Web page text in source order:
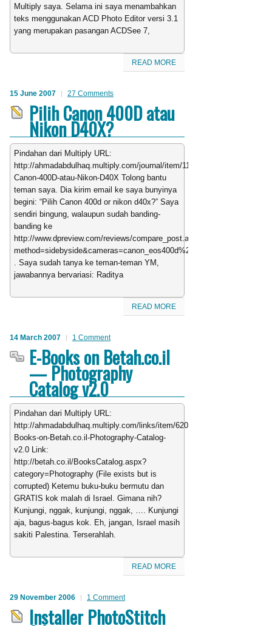
Multiply saya. Selama ini saya menambahkan
teks menggunakan ACD Photo Editor versi 3.1
yang merupakan pasangan ACDSee 7,
READ MORE
15 June 2007 27 Comments
Pilih Canon 400D atau
Nikon D40X?
Pindahan dari Multiply URL:
http://ahmadabdulhaq.multiply.com/journal/item/11/Pilih-
Canon-400D-atau-Nikon-D40X Tolong bantu
teman saya. Dia kirim email ke saya bunyinya
begini: “Pilih Canon 400d or nikon d40x?” Saya
sendiri bingung, walaupun sudah banding-
banding ke
http://www.dpreview.com/reviews/compare_post.asp?
method=sidebyside&cameras=canon_eos400d%2Cnikon_d40x&show=all
. Saya sudah tanya ke teman-teman YM,
jawabannya bervariasi: Raditya
READ MORE
14 March 2007 1 Comment
E-Books on Betah.co.il
— Photography
Catalog v2.0
Pindahan dari Multiply URL:
http://ahmadabdulhaq.multiply.com/links/item/620/E-
Books-on-Betah.co.il-Photography-Catalog-
v2.0 Link:
http://betah.co.il/BooksCatalog.aspx?
category=Photography (File exists but is
corrupted) Ketemu buku-buku bermutu dan
GRATIS kok malah di Israel. Gimana nih?
Kunjungi, nggak, kunjungi, nggak, …. Kunjungi
aja, bagus-bagus kok. Eh, jangan, Israel masih
sakiti Palestina. Terserahlah.
READ MORE
29 November 2006 1 Comment
Installer PhotoStitch